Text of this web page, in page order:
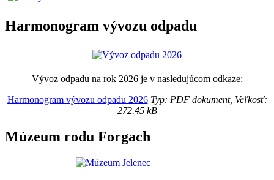
Harmonogram vývozu odpadu
Vývoz odpadu na rok 2026 je v nasledujúcom odkaze:
Harmonogram vývozu odpadu 2026Typ: PDF dokument, Veľkosť:
272.45 kB
Múzeum rodu Forgach